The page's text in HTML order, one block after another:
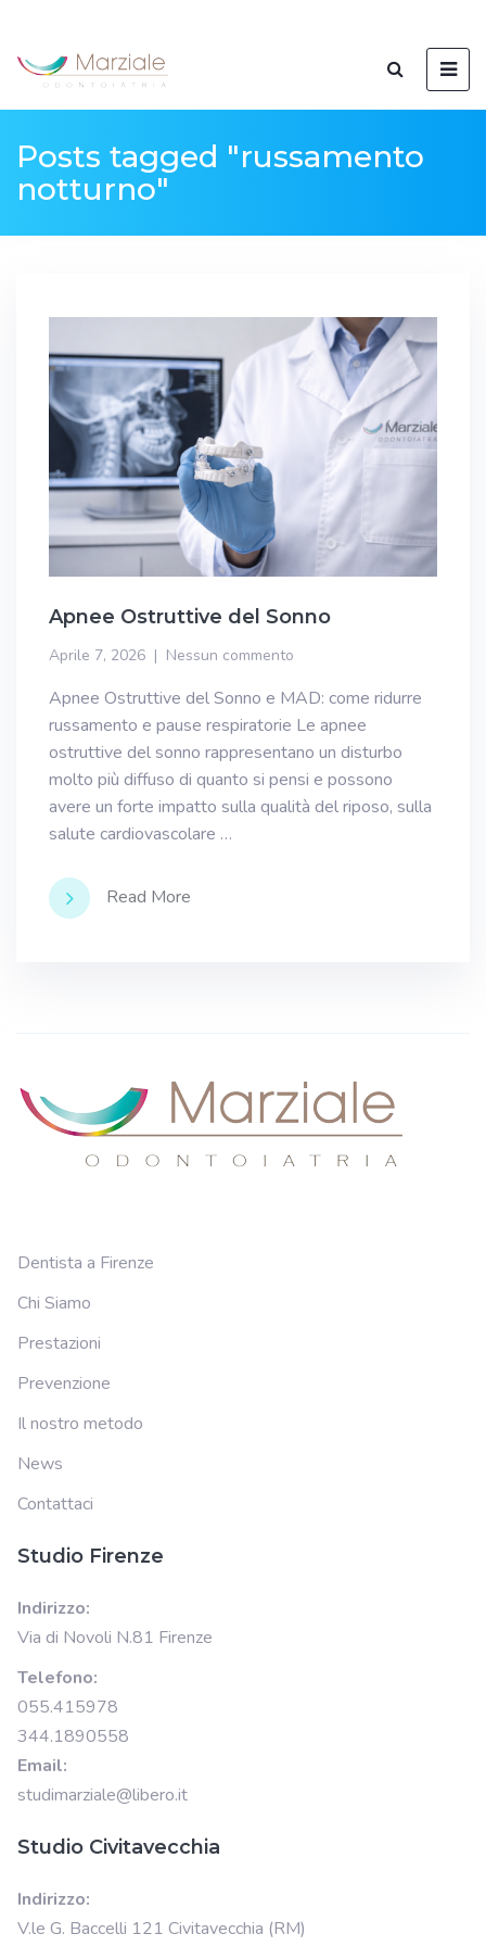
Posts tagged "russamento
notturno"
Apnee Ostruttive del Sonno
Aprile 7, 2026 Nessun commento
Apnee Ostruttive del Sonno e MAD: come ridurre
russamento e pause respiratorie Le apnee
ostruttive del sonno rappresentano un disturbo
molto più diffuso di quanto si pensi e possono
avere un forte impatto sulla qualità del riposo, sulla
salute cardiovascolare …
Read More
Dentista a Firenze
Chi Siamo
Prestazioni
Prevenzione
Il nostro metodo
News
Contattaci
Studio Firenze
Indirizzo:
Via di Novoli N.81 Firenze
Telefono:
055.415978
344.1890558
Email:
studimarziale@libero.it
Studio Civitavecchia
Indirizzo:
V.le G. Baccelli 121 Civitavecchia (RM)